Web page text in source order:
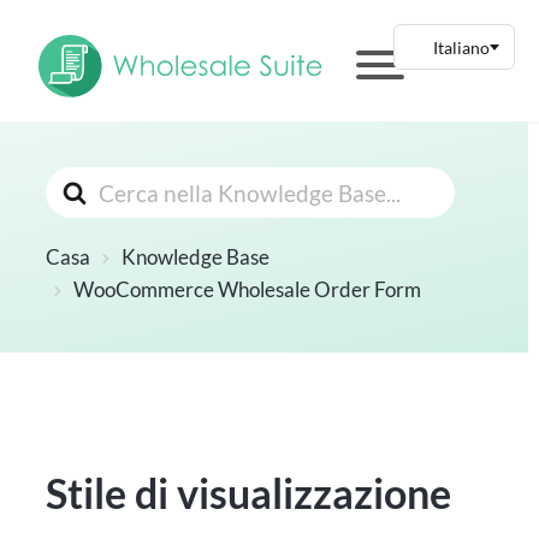
Cerca
Casa
Knowledge Base
WooCommerce Wholesale Order Form
Stile di visualizzazione